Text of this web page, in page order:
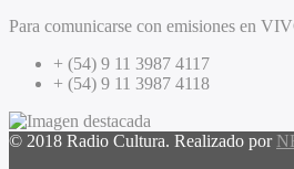
Para comunicarse con emisiones en
+ (54) 9 11 3987 4117
+ (54) 9 11 3987 4118
© 2018 Radio Cultura. Realizado por